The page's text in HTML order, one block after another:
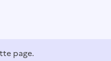
page.